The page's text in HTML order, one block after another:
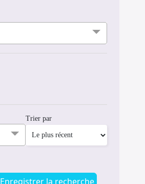
Trier par
Enregistrer la recherche